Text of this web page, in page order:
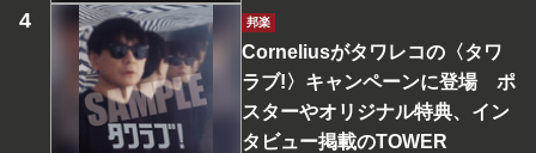
邦楽
Corneliusがタワレコの〈タワ
ラブ!〉キャンペーンに登場 ポ
スターやオリジナル特典、イン
タビュー掲載のTOWER